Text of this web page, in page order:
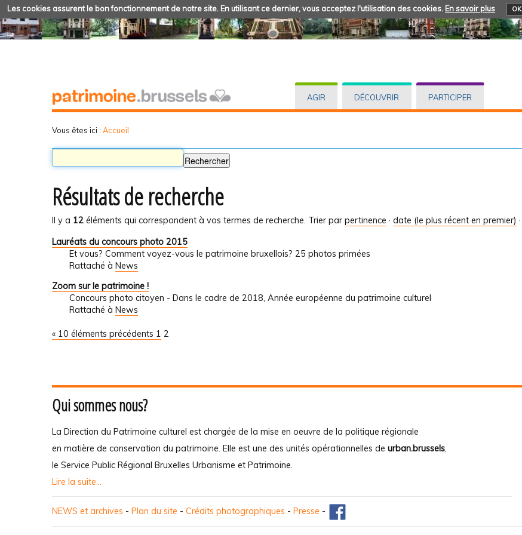
Les cookies assurent le bon fonctionnement de notre site. En utilisant ce dernier, vous acceptez l'utilisation des cookies. En savoir plus OK
AGIR DÉCOUVRIR PARTICIPER
Vous êtes ici : Accueil
Résultats de recherche
Il y a 12 éléments qui correspondent à vos termes de recherche. Trier par pertinence · date (le plus récent en premier) ·
Lauréats du concours photo 2015
Et vous? Comment voyez-vous le patrimoine bruxellois? 25 photos primées
Rattaché à News
Zoom sur le patrimoine !
Concours photo citoyen - Dans le cadre de 2018, Année européenne du patrimoine culturel
Rattaché à News
« 10 éléments précédents 1 2
Qui sommes nous?
La Direction du Patrimoine culturel est chargée de la mise en oeuvre de la politique régionale
en matière de conservation du patrimoine. Elle est une des unités opérationnelles de urban.brussels,
le Service Public Régional Bruxelles Urbanisme et Patrimoine.
Lire la suite...
NEWS et archives - Plan du site - Crédits photographiques - Presse -